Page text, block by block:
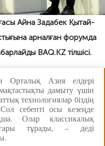
Айна Задабек Қытай-
арналған форумда
BAQ.KZ тілшісі.
Азия елдері
дамыту үшін
технологиялар біздің
себепті осы кезеңде
Олар классикалық
тұрады, – деді